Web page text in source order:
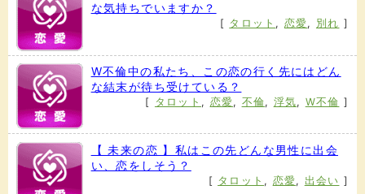
な気持ちでいますか？
[ タロット , 恋愛, 別れ ]
W不倫中の私たち、この恋の行く先にはどん
な結末が待ち受けている？
[ タロット , 恋愛, 不倫, 浮気, W不倫 ]
【 未来の恋 】私はこの先どんな男性に出会
い、恋をしそう？
[ タロット , 恋愛, 出会い ]